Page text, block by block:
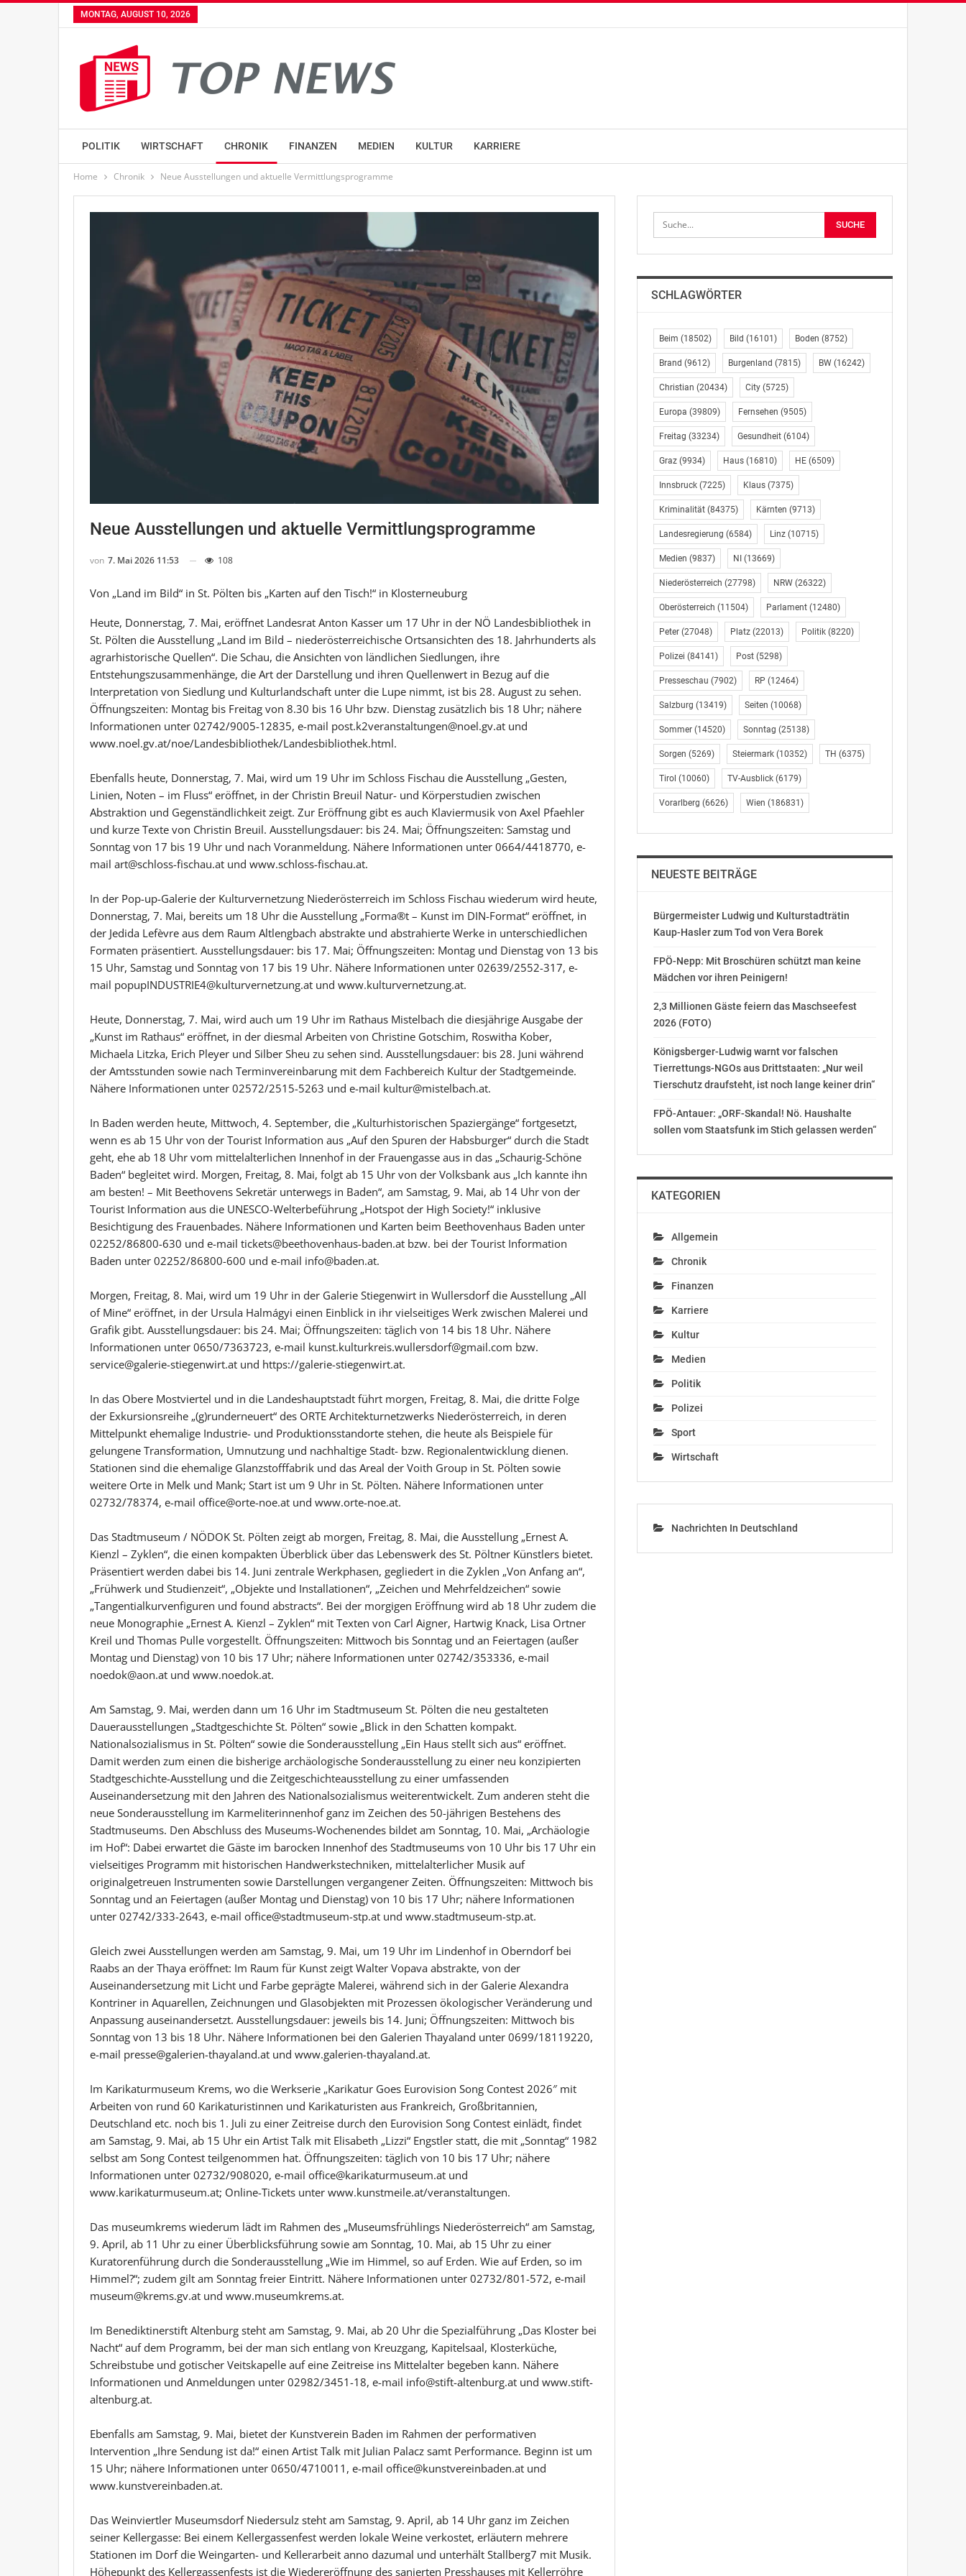
MONTAG, AUGUST 10, 2026
POLITIK WIRTSCHAFT CHRONIK FINANZEN MEDIEN KULTUR KARRIERE
Home Chronik Neue Ausstellungen und aktuelle Vermittlungsprogramme
Neue Ausstellungen und aktuelle Vermittlungsprogramme
von 7. Mai 2026 11:53 108
Von „Land im Bild“ in St. Pölten bis „Karten auf den Tisch!“ in Klosterneuburg
Heute, Donnerstag, 7. Mai, eröffnet Landesrat Anton Kasser um 17 Uhr in der NÖ Landesbibliothek in
St. Pölten die Ausstellung „Land im Bild – niederösterreichische Ortsansichten des 18. Jahrhunderts als
agrarhistorische Quellen“. Die Schau, die Ansichten von ländlichen Siedlungen, ihre
Entstehungszusammenhänge, die Art der Darstellung und ihren Quellenwert in Bezug auf die
Interpretation von Siedlung und Kulturlandschaft unter die Lupe nimmt, ist bis 28. August zu sehen.
Öffnungszeiten: Montag bis Freitag von 8.30 bis 16 Uhr bzw. Dienstag zusätzlich bis 18 Uhr; nähere
Informationen unter 02742/9005-12835, e-mail post.k2veranstaltungen@noel.gv.at und
www.noel.gv.at/noe/Landesbibliothek/Landesbibliothek.html.
Ebenfalls heute, Donnerstag, 7. Mai, wird um 19 Uhr im Schloss Fischau die Ausstellung „Gesten,
Linien, Noten – im Fluss“ eröffnet, in der Christin Breuil Natur- und Körperstudien zwischen
Abstraktion und Gegenständlichkeit zeigt. Zur Eröffnung gibt es auch Klaviermusik von Axel Pfaehler
und kurze Texte von Christin Breuil. Ausstellungsdauer: bis 24. Mai; Öffnungszeiten: Samstag und
Sonntag von 17 bis 19 Uhr und nach Voranmeldung. Nähere Informationen unter 0664/4418770, e-
mail art@schloss-fischau.at und www.schloss-fischau.at.
In der Pop-up-Galerie der Kulturvernetzung Niederösterreich im Schloss Fischau wiederum wird heute,
Donnerstag, 7. Mai, bereits um 18 Uhr die Ausstellung „Forma®t – Kunst im DIN-Format“ eröffnet, in
der Jedida Lefèvre aus dem Raum Altlengbach abstrakte und abstrahierte Werke in unterschiedlichen
Formaten präsentiert. Ausstellungsdauer: bis 17. Mai; Öffnungszeiten: Montag und Dienstag von 13 bis
15 Uhr, Samstag und Sonntag von 17 bis 19 Uhr. Nähere Informationen unter 02639/2552-317, e-
mail popupINDUSTRIE4@kulturvernetzung.at und www.kulturvernetzung.at.
Heute, Donnerstag, 7. Mai, wird auch um 19 Uhr im Rathaus Mistelbach die diesjährige Ausgabe der
„Kunst im Rathaus“ eröffnet, in der diesmal Arbeiten von Christine Gotschim, Roswitha Kober,
Michaela Litzka, Erich Pleyer und Silber Sheu zu sehen sind. Ausstellungsdauer: bis 28. Juni während
der Amtsstunden sowie nach Terminvereinbarung mit dem Fachbereich Kultur der Stadtgemeinde.
Nähere Informationen unter 02572/2515-5263 und e-mail kultur@mistelbach.at.
In Baden werden heute, Mittwoch, 4. September, die „Kulturhistorischen Spaziergänge“ fortgesetzt,
wenn es ab 15 Uhr von der Tourist Information aus „Auf den Spuren der Habsburger“ durch die Stadt
geht, ehe ab 18 Uhr vom mittelalterlichen Innenhof in der Frauengasse aus in das „Schaurig-Schöne
Baden“ begleitet wird. Morgen, Freitag, 8. Mai, folgt ab 15 Uhr von der Volksbank aus „Ich kannte ihn
am besten! – Mit Beethovens Sekretär unterwegs in Baden“, am Samstag, 9. Mai, ab 14 Uhr von der
Tourist Information aus die UNESCO-Welterbeführung „Hotspot der High Society!“ inklusive
Besichtigung des Frauenbades. Nähere Informationen und Karten beim Beethovenhaus Baden unter
02252/86800-630 und e-mail tickets@beethovenhaus-baden.at bzw. bei der Tourist Information
Baden unter 02252/86800-600 und e-mail info@baden.at.
Morgen, Freitag, 8. Mai, wird um 19 Uhr in der Galerie Stiegenwirt in Wullersdorf die Ausstellung „All
of Mine“ eröffnet, in der Ursula Halmágyi einen Einblick in ihr vielseitiges Werk zwischen Malerei und
Grafik gibt. Ausstellungsdauer: bis 24. Mai; Öffnungszeiten: täglich von 14 bis 18 Uhr. Nähere
Informationen unter 0650/7363723, e-mail kunst.kulturkreis.wullersdorf@gmail.com bzw.
service@galerie-stiegenwirt.at und https://galerie-stiegenwirt.at.
In das Obere Mostviertel und in die Landeshauptstadt führt morgen, Freitag, 8. Mai, die dritte Folge
der Exkursionsreihe „(g)runderneuert“ des ORTE Architekturnetzwerks Niederösterreich, in deren
Mittelpunkt ehemalige Industrie- und Produktionsstandorte stehen, die heute als Beispiele für
gelungene Transformation, Umnutzung und nachhaltige Stadt- bzw. Regionalentwicklung dienen.
Stationen sind die ehemalige Glanzstofffabrik und das Areal der Voith Group in St. Pölten sowie
weitere Orte in Melk und Mank; Start ist um 9 Uhr in St. Pölten. Nähere Informationen unter
02732/78374, e-mail office@orte-noe.at und www.orte-noe.at.
Das Stadtmuseum / NÖDOK St. Pölten zeigt ab morgen, Freitag, 8. Mai, die Ausstellung „Ernest A.
Kienzl – Zyklen“, die einen kompakten Überblick über das Lebenswerk des St. Pöltner Künstlers bietet.
Präsentiert werden dabei bis 14. Juni zentrale Werkphasen, gegliedert in die Zyklen „Von Anfang an“,
„Frühwerk und Studienzeit“, „Objekte und Installationen“, „Zeichen und Mehrfeldzeichen“ sowie
„Tangentialkurvenfiguren und found abstracts“. Bei der morgigen Eröffnung wird ab 18 Uhr zudem die
neue Monographie „Ernest A. Kienzl – Zyklen“ mit Texten von Carl Aigner, Hartwig Knack, Lisa Ortner
Kreil und Thomas Pulle vorgestellt. Öffnungszeiten: Mittwoch bis Sonntag und an Feiertagen (außer
Montag und Dienstag) von 10 bis 17 Uhr; nähere Informationen unter 02742/353336, e-mail
noedok@aon.at und www.noedok.at.
Am Samstag, 9. Mai, werden dann um 16 Uhr im Stadtmuseum St. Pölten die neu gestalteten
Dauerausstellungen „Stadtgeschichte St. Pölten“ sowie „Blick in den Schatten kompakt.
Nationalsozialismus in St. Pölten“ sowie die Sonderausstellung „Ein Haus stellt sich aus“ eröffnet.
Damit werden zum einen die bisherige archäologische Sonderausstellung zu einer neu konzipierten
Stadtgeschichte-Ausstellung und die Zeitgeschichteausstellung zu einer umfassenden
Auseinandersetzung mit den Jahren des Nationalsozialismus weiterentwickelt. Zum anderen steht die
neue Sonderausstellung im Karmeliterinnenhof ganz im Zeichen des 50-jährigen Bestehens des
Stadtmuseums. Den Abschluss des Museums-Wochenendes bildet am Sonntag, 10. Mai, „Archäologie
im Hof“: Dabei erwartet die Gäste im barocken Innenhof des Stadtmuseums von 10 Uhr bis 17 Uhr ein
vielseitiges Programm mit historischen Handwerkstechniken, mittelalterlicher Musik auf
originalgetreuen Instrumenten sowie Darstellungen vergangener Zeiten. Öffnungszeiten: Mittwoch bis
Sonntag und an Feiertagen (außer Montag und Dienstag) von 10 bis 17 Uhr; nähere Informationen
unter 02742/333-2643, e-mail office@stadtmuseum-stp.at und www.stadtmuseum-stp.at.
Gleich zwei Ausstellungen werden am Samstag, 9. Mai, um 19 Uhr im Lindenhof in Oberndorf bei
Raabs an der Thaya eröffnet: Im Raum für Kunst zeigt Walter Vopava abstrakte, von der
Auseinandersetzung mit Licht und Farbe geprägte Malerei, während sich in der Galerie Alexandra
Kontriner in Aquarellen, Zeichnungen und Glasobjekten mit Prozessen ökologischer Veränderung und
Anpassung auseinandersetzt. Ausstellungsdauer: jeweils bis 14. Juni; Öffnungszeiten: Mittwoch bis
Sonntag von 13 bis 18 Uhr. Nähere Informationen bei den Galerien Thayaland unter 0699/18119220,
e-mail presse@galerien-thayaland.at und www.galerien-thayaland.at.
Im Karikaturmuseum Krems, wo die Werkserie „Karikatur Goes Eurovision Song Contest 2026″ mit
Arbeiten von rund 60 Karikaturistinnen und Karikaturisten aus Frankreich, Großbritannien,
Deutschland etc. noch bis 1. Juli zu einer Zeitreise durch den Eurovision Song Contest einlädt, findet
am Samstag, 9. Mai, ab 15 Uhr ein Artist Talk mit Elisabeth „Lizzi“ Engstler statt, die mit „Sonntag“ 1982
selbst am Song Contest teilgenommen hat. Öffnungszeiten: täglich von 10 bis 17 Uhr; nähere
Informationen unter 02732/908020, e-mail office@karikaturmuseum.at und
www.karikaturmuseum.at; Online-Tickets unter www.kunstmeile.at/veranstaltungen.
Das museumkrems wiederum lädt im Rahmen des „Museumsfrühlings Niederösterreich“ am Samstag,
9. April, ab 11 Uhr zu einer Überblicksführung sowie am Sonntag, 10. Mai, ab 15 Uhr zu einer
Kuratorenführung durch die Sonderausstellung „Wie im Himmel, so auf Erden. Wie auf Erden, so im
Himmel?“; zudem gilt am Sonntag freier Eintritt. Nähere Informationen unter 02732/801-572, e-mail
museum@krems.gv.at und www.museumkrems.at.
Im Benediktinerstift Altenburg steht am Samstag, 9. Mai, ab 20 Uhr die Spezialführung „Das Kloster bei
Nacht“ auf dem Programm, bei der man sich entlang von Kreuzgang, Kapitelsaal, Klosterküche,
Schreibstube und gotischer Veitskapelle auf eine Zeitreise ins Mittelalter begeben kann. Nähere
Informationen und Anmeldungen unter 02982/3451-18, e-mail info@stift-altenburg.at und www.stift-
altenburg.at.
Ebenfalls am Samstag, 9. Mai, bietet der Kunstverein Baden im Rahmen der performativen
Intervention „Ihre Sendung ist da!“ einen Artist Talk mit Julian Palacz samt Performance. Beginn ist um
15 Uhr; nähere Informationen unter 0650/4710011, e-mail office@kunstvereinbaden.at und
www.kunstvereinbaden.at.
Das Weinviertler Museumsdorf Niedersulz steht am Samstag, 9. April, ab 14 Uhr ganz im Zeichen
seiner Kellergasse: Bei einem Kellergassenfest werden lokale Weine verkostet, erläutern mehrere
Stationen im Dorf die Weingarten- und Kellerarbeit anno dazumal und unterhält Stallberg7 mit Musik.
Höhepunkt des Kellergassenfests ist die Wiedereröffnung des sanierten Presshauses mit Kellerröhre
SCHLAGWÖRTER
Beim (18502) Bild (16101) Boden (8752)
Brand (9612) Burgenland (7815) BW(16242)
Christian (20434) City(5725)
Europa (39809) Fernsehen (9505)
Freitag (33234) Gesundheit(6104)
Graz(9934) Haus(16810) HE(6509)
Innsbruck(7225) Klaus(7375)
Kriminalität(84375) Kärnten (9713)
Landesregierung (6584) Linz(10715)
Medien (9837) NI (13669)
Niederösterreich (27798) NRW(26322)
Oberösterreich (11504) Parlament(12480)
Peter(27048) Platz(22013) Politik(8220)
Polizei (84141) Post(5298)
Presseschau (7902) RP (12464)
Salzburg (13419) Seiten (10068)
Sommer(14520) Sonntag (25138)
Sorgen (5269) Steiermark(10352) TH (6375)
Tirol (10060) TV-Ausblick(6179)
Vorarlberg (6626) Wien (186831)
NEUESTE BEITRÄGE
Bürgermeister Ludwig und Kulturstadträtin
Kaup-Hasler zum Tod von Vera Borek
FPÖ-Nepp: Mit Broschüren schützt man keine
Mädchen vor ihren Peinigern!
2,3 Millionen Gäste feiern das Maschseefest
2026 (FOTO)
Königsberger-Ludwig warnt vor falschen
Tierrettungs-NGOs aus Drittstaaten: „Nur weil
Tierschutz draufsteht, ist noch lange keiner drin“
FPÖ-Antauer: „ORF-Skandal! Nö. Haushalte
sollen vom Staatsfunk im Stich gelassen werden“
KATEGORIEN
Allgemein
Chronik
Finanzen
Karriere
Kultur
Medien
Politik
Polizei
Sport
Wirtschaft
Nachrichten In Deutschland